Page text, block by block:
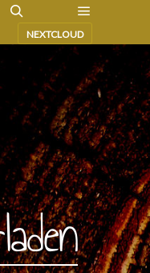
NEXTCLOUD